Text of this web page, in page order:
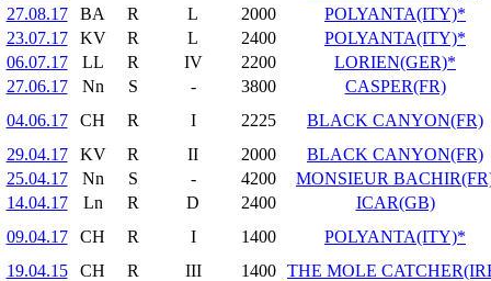
27.08.17
BA R L 2000
POLYANTA(ITY)*
23.07.17
KV R L 2400
POLYANTA(ITY)*
06.07.17
LL R IV 2200
LORIEN(GER)*
27.06.17
Nn S - 3800
CASPER(FR)
04.06.17
CH R I 2225
BLACK CANYON(FR)
29.04.17
KV R II 2000
BLACK CANYON(FR)
25.04.17
Nn S - 4200
MONSIEUR
14.04.17
Ln R D 2400
ICAR(GB)
09.04.17
CH R I 1400
POLYANTA(ITY)*
19.04.15
CH R III 1400
THE MOLE